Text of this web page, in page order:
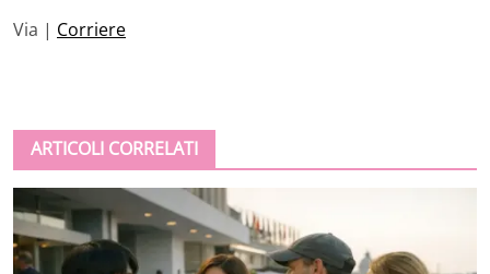
Via | Corriere
ARTICOLI CORRELATI